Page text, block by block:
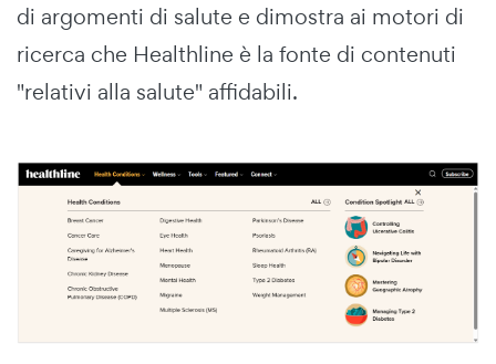
di argomenti di salute e dimostra ai motori di
ricerca che Healthline è la fonte di contenuti
"relativi alla salute" affidabili.